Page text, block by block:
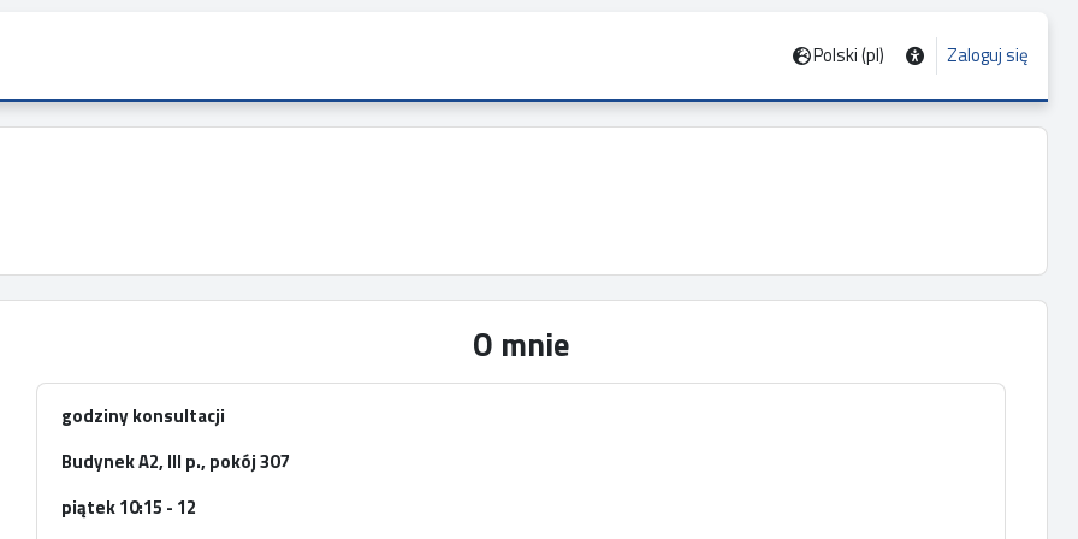
Polski ‎(pl)‎ Zaloguj się
O mnie
godziny konsultacji
Budynek A2, III p., pokój 307
piątek 10:15 - 12